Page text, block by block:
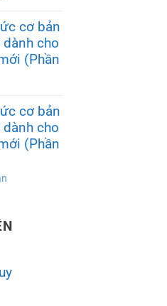
cơ bản
dành cho
(Phần
cơ bản
dành cho
(Phần